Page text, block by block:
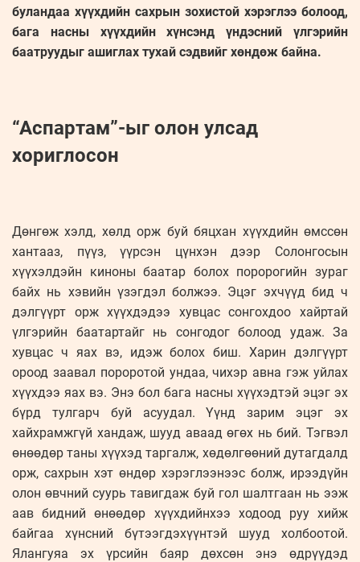
буландаа хүүхдийн сахрын зохистой хэрэглээ болоод,
бага насны хүүхдийн хүнсэнд үндэсний үлгэрийн
баатруудыг ашиглах тухай сэдвийг хөндөж байна.
“Аспартам”-ыг олон улсад
хориглосон
Дөнгөж хэлд, хөлд орж буй бяцхан хүүхдийн өмссөн
хантааз, пүүз, үүрсэн цүнхэн дээр Солонгосын
хүүхэлдэйн киноны баатар болох поророгийн зураг
байх нь хэвийн үзэгдэл болжээ. Эцэг эхчүүд бид ч
дэлгүүрт орж хүүхдэдээ хувцас сонгохдоо хайртай
үлгэрийн баатартайг нь сонгодог болоод удаж. За
хувцас ч яах вэ, идэж болох биш. Харин дэлгүүрт
ороод заавал пороротой ундаа, чихэр авна гэж уйлах
хүүхдээ яах вэ. Энэ бол бага насны хүүхэдтэй эцэг эх
бүрд тулгарч буй асуудал. Үүнд зарим эцэг эх
хайхрамжгүй хандаж, шууд аваад өгөх нь бий. Тэгвэл
өнөөдөр таны хүүхэд таргалж, хөдөлгөөний дутагдалд
орж, сахрын хэт өндөр хэрэглээнээс болж, ирээдүйн
олон өвчний суурь тавигдаж буй гол шалтгаан нь ээж
аав бидний өнөөдөр хүүхдийнхээ ходоод руу хийж
байгаа хүнсний бүтээгдэхүүнтэй шууд холбоотой.
Ялангуяа эх үрсийн баяр дөхсөн энэ өдрүүдэд